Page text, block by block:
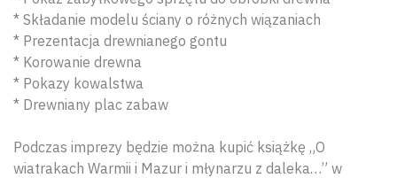
* Składanie modelu ściany o różnych wiązaniach
* Prezentacja drewnianego gontu
* Korowanie drewna
* Pokazy kowalstwa
* Drewniany plac zabaw
Podczas imprezy będzie można kupić książkę „O
wiatrakach Warmii i Mazur i młynarzu z daleka…” w